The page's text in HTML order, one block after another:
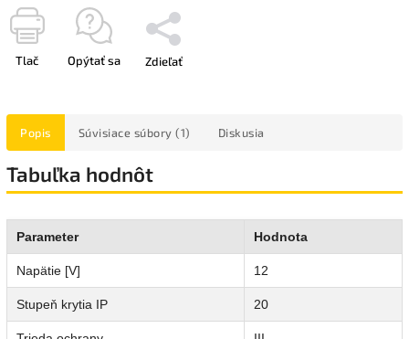
Tlač Opýtať sa Zdieľať
Popis Súvisiace súbory (1) Diskusia
Tabuľka hodnôt
Parameter Hodnota
Napätie [V] 12
Stupeň krytia IP 20